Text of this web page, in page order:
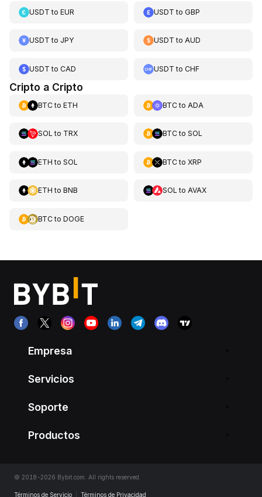
USDT to EUR USDT toGBP
USDT to JPY USDT toAUD
USDT to CAD USDT toCHF
Cripto a Cripto
BTCto ETH BTCto ADA
SOL to TRX BTCto SOL
ETH to SOL BTCto XRP
ETH to BNB SOL to AVAX
BTCto DOGE
Empresa
Servicios
Soporte
Productos
© 2018-2026 Bybit.com. All rights reserved.
Términos de Servicio Términos de Privacidad